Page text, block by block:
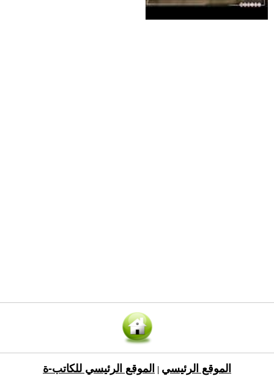
الموقع الرئيسي الموقع الرئيسي للكاتب-ة